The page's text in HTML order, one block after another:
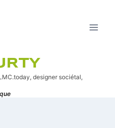
designer sociétal,